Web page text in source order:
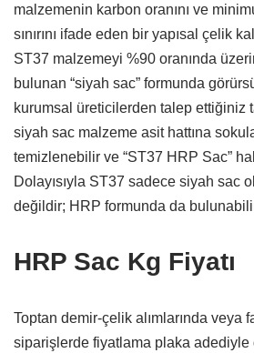
malzemenin karbon oranını ve
sınırını ifade eden bir yapısal çelik
ST37 malzemeyi %90 oranında
bulunan “siyah sac” formunda
kurumsal üreticilerden talep ettiğiniz
siyah sac malzeme asit hattına
temizlenebilir ve “ST37 HRP Sac”
Dolayısıyla ST37 sadece siyah sac
değildir; HRP formunda da
HRP Sac Kg Fiyatı
Toptan demir-çelik alımlarında veya
siparişlerde fiyatlama plaka adediyle